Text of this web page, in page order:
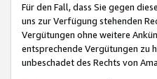
Für den Fall, dass Sie gegen
uns zur Verfügung stehenden
Vergütungen ohne weitere
entsprechende Vergütungen zu
unbeschadet des Rechts von